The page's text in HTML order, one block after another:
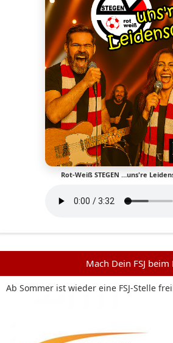
Rot-Weiß STEGEN …uns're
Mach Dein FSJ beim
Ab Sommer ist wieder eine FSJ-Stelle